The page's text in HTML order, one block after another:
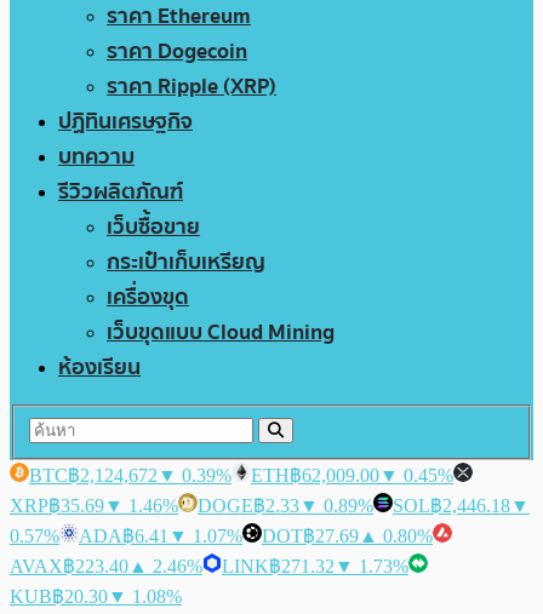
ราคา Ethereum
ราคา Dogecoin
ราคา Ripple (XRP)
ปฏิทินเศรษฐกิจ
บทความ
รีวิวผลิตภัณฑ์
เว็บซื้อขาย
กระเป๋าเก็บเหรียญ
เครื่องขุด
เว็บขุดแบบ Cloud Mining
ห้องเรียน
BTC฿2,124,672 ▼ 0.39% ETH฿62,009.00▼ 0.45%
XRP฿35.69▼ 1.46% DOGE฿2.33▼ 0.89% SOL฿2,446.18▼
0.57%
ADA฿6.41 ▼ 1.07% DOT฿27.69 ▲ 0.80%
AVAX฿223.40 ▲ 2.46% LINK฿271.32 ▼ 1.73%
KUB฿20.30▼ 1.08%